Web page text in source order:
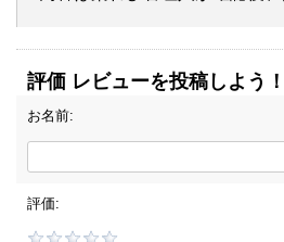
評価 レビューを投稿しよう！
お名前:
評価: